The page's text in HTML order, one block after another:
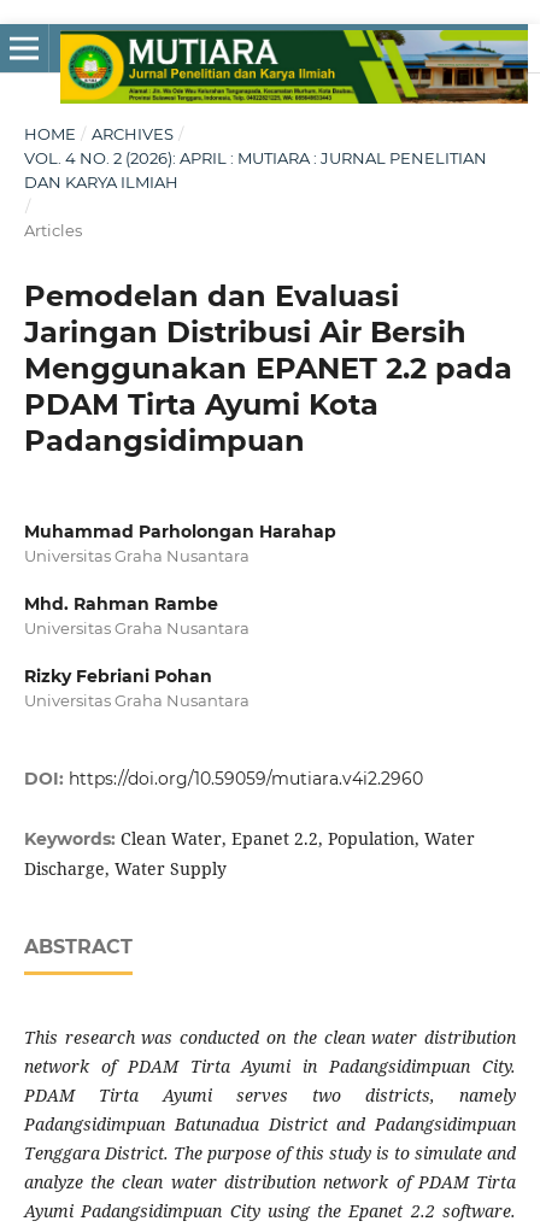
HOME / ARCHIVES /
VOL. 4 NO. 2 (2026): APRIL : MUTIARA : JURNAL PENELITIAN
DAN KARYA ILMIAH
/
Articles
Pemodelan dan Evaluasi
Jaringan Distribusi Air Bersih
Menggunakan EPANET 2.2 pada
PDAM Tirta Ayumi Kota
Padangsidimpuan
Muhammad Parholongan Harahap
Universitas Graha Nusantara
Mhd. Rahman Rambe
Universitas Graha Nusantara
Rizky Febriani Pohan
Universitas Graha Nusantara
DOI: https://doi.org/10.59059/mutiara.v4i2.2960
Keywords: Clean Water, Epanet 2.2, Population, Water
Discharge, Water Supply
ABSTRACT
This research was conducted on the clean water distribution
network of PDAM Tirta Ayumi in Padangsidimpuan City.
PDAM Tirta Ayumi serves two districts, namely
Padangsidimpuan Batunadua District and Padangsidimpuan
Tenggara District. The purpose of this study is to simulate and
analyze the clean water distribution network of PDAM Tirta
Ayumi Padangsidimpuan City using the Epanet 2.2 software.